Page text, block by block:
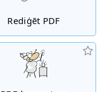
Rediģēt PDF